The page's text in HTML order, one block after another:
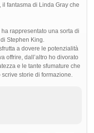
il fantasma di Linda Gray che
rappresentato una sorta di
Stephen King.
a dovere le potenzialità
offrire, dall’altro ho divorato
e le tante sfumature che
storie di formazione.